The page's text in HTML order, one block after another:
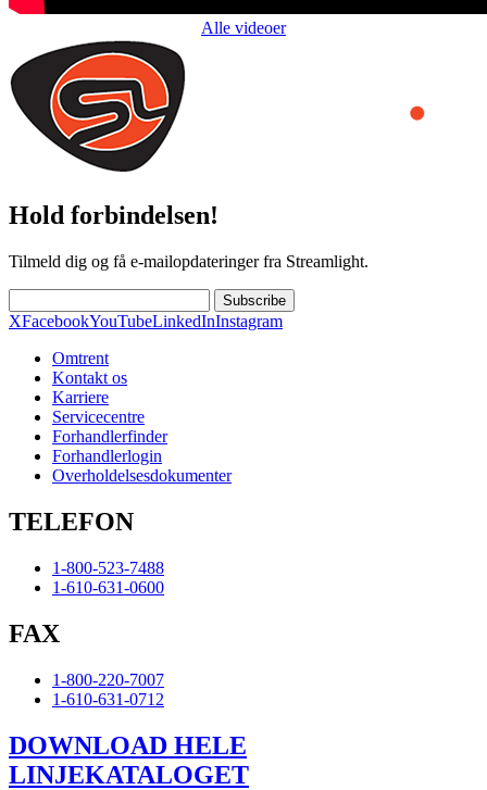
Alle videoer
Hold forbindelsen!
Tilmeld dig og få e-mailopdateringer fra Streamlight.
Subscribe
XFacebookYouTubeLinkedInInstagram
Omtrent
Kontakt os
Karriere
Servicecentre
Forhandlerfinder
Forhandlerlogin
Overholdelsesdokumenter
TELEFON
1-800-523-7488
1-610-631-0600
FAX
1-800-220-7007
1-610-631-0712
DOWNLOAD HELE
LINJEKATALOGET